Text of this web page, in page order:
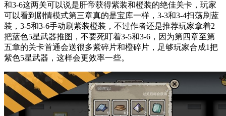
和3-6这两关可以说是肝帝获得紫装和橙装的绝佳关卡，玩家
可以看到剧情模式第三章真的是宝库一样，3-3和3-4扫荡刷蓝
装，3-5和3-6手动刷紫装橙装，不过作者还是推荐玩家拿着2
把蓝色5星武器推图，不要死盯着3-5和3-6，因为第四章至第
五章的关卡首通会送很多紫碎片和橙碎片，足够玩家合成1把
紫色5星武器，这样会更效率一些。